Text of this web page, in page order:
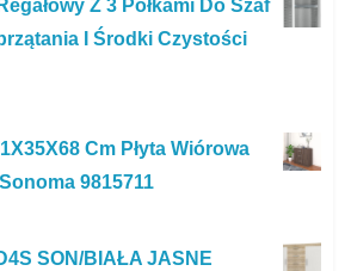
Z 3 Półkami Do Szaf
I Środki Czystości
Cm Płyta Wiórowa
9815711
SON/BIAŁA JASNE